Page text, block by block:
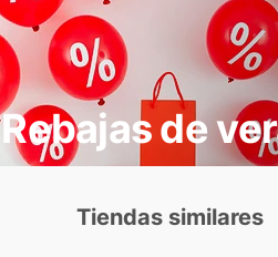
Rebajas de
Tiendas similares